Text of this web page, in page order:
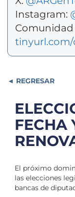
Instagram:
REGRESAR
FECHA
El próximo
las elecciones
bancas de